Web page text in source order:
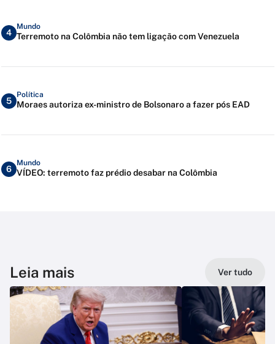
4
Mundo
Terremoto na Colômbia não tem ligação com Venezuela
5
Política
Moraes autoriza ex-ministro de Bolsonaro a fazer pós EAD
6
Mundo
VÍDEO: terremoto faz prédio desabar na Colômbia
Leia mais Ver tudo